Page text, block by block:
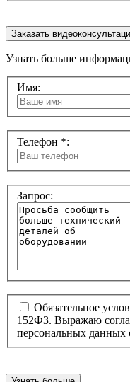
Заказать
Узнать больше
Имя:
Телефон *:
Запрос:
Обязательное
152ФЗ. Выражаю
персональных данных